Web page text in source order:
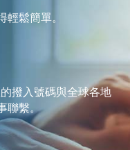
鬆簡單。
撥入號碼與全球各地
聯繫。